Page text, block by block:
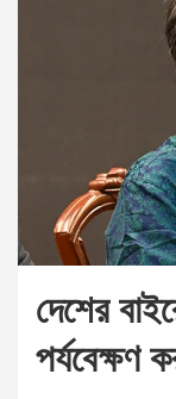
দেশের
পর্যবেক্ষণ